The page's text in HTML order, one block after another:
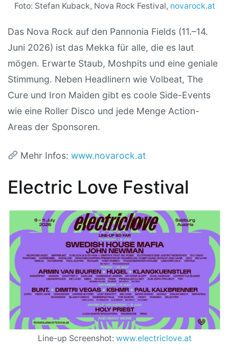
Foto: Stefan Kuback, Nova Rock Festival, novarock.at
Das Nova Rock auf den Pannonia Fields (11.–14.
Juni 2026) ist das Mekka für alle, die es laut
mögen. Erwarte Staub, Moshpits und eine geniale
Stimmung. Neben Headlinern wie Volbeat, The
Cure und Iron Maiden gibt es coole Side-Events
wie eine Roller Disco und jede Menge Action-
Areas der Sponsoren.
Mehr Infos:www.novarock.at
Electric Love Festival
Line-up Screenshot: www.electriclove.at